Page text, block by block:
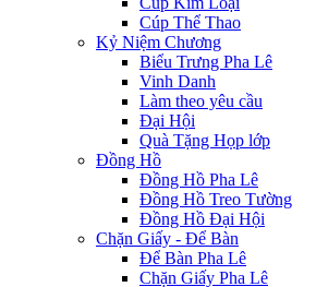
Cúp Thể Thao
Kỷ Niệm Chương
Biểu Trưng Pha Lê
Vinh Danh
Làm theo yêu cầu
Đại Hội
Quà Tặng Họp lớp
Đồng Hồ
Đồng Hồ Pha Lê
Đồng Hồ Treo Tường
Đồng Hồ Đại Hội
Chặn Giấy - Để Bàn
Để Bàn Pha Lê
Chặn Giấy Pha Lê